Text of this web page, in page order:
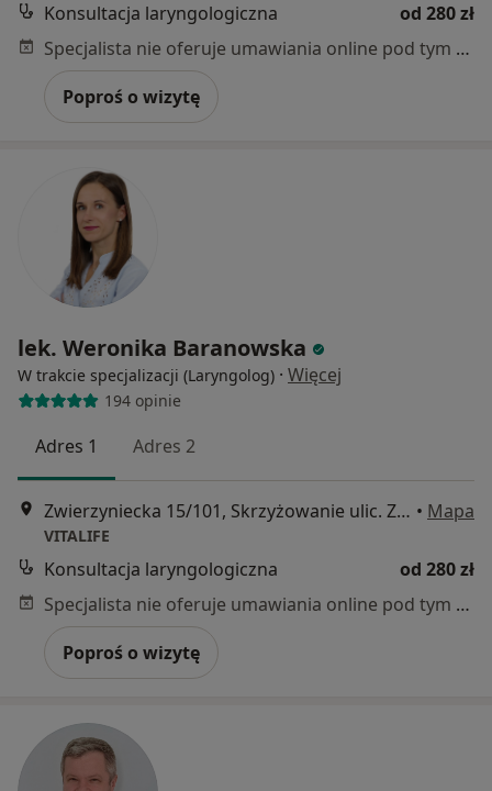
Konsultacja laryngologiczna
od 280 zł
Specjalista nie oferuje umawiania online pod tym adresem.
Poproś o wizytę
lek. Weronika Baranowska
W trakcie specjalizacji (Laryngolog) · Więcej
194 opinie
Adres 1 Adres 2
Zwierzyniecka 15/101, Skrzyżowanie ulic. Zwierzyniecka i Gajowa, Poznań • Mapa
VITALIFE
Konsultacja laryngologiczna
od 280 zł
Specjalista nie oferuje umawiania online pod tym adresem.
Poproś o wizytę